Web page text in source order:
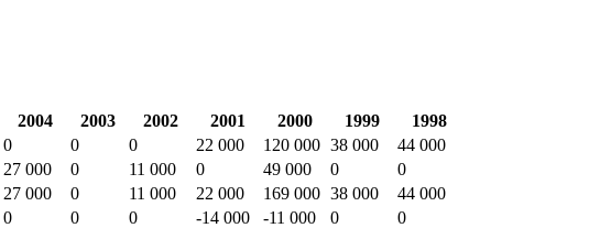
2004 2003 2002 2001 2000 1999
1998
0 0 0 22 000 120 000 38 000
44 000
27 000 0 11 000 0 49 000 0
0
27 000 0 11 000 22 000 169 000 38 000
44 000
0 0 0 -14 000 -11 000 0
0